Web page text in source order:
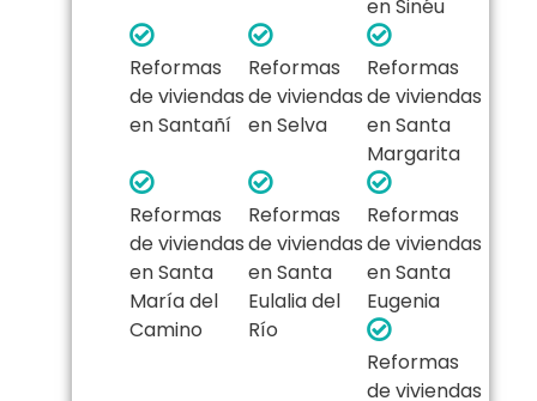
en Sinéu
Reformas
de viviendas
en Santañí
Reformas
de viviendas
en Selva
Reformas
de viviendas
en Santa
Margarita
Reformas
de viviendas
en Santa
María del
Camino
Reformas
de viviendas
en Santa
Eulalia del
Río
Reformas
de viviendas
en Santa
Eugenia
Reformas
de viviendas